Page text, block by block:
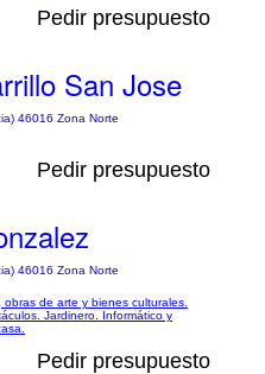
Pedir presupuesto
San Jose
46016 Zona Norte
Pedir presupuesto
46016 Zona Norte
de arte y bienes culturales.
Jardinero. Informático y
Pedir presupuesto